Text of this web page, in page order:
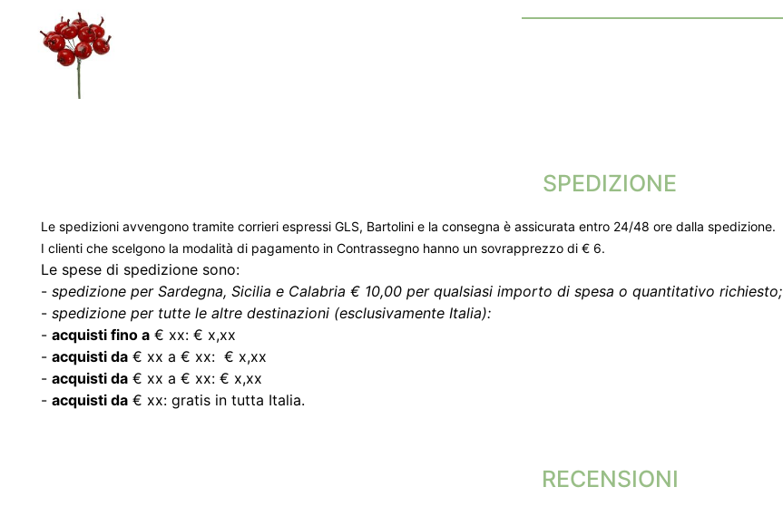
SPEDIZIONE
Le spedizioni avvengono tramite corrieri espressi GLS, Bartolini e la consegna è assicurata entro 24/48 ore dalla spedizione.
I clienti che scelgono la modalità di pagamento in Contrassegno hanno un sovrapprezzo di € 6.
Le spese di spedizione sono:
- spedizione per Sardegna, Sicilia e Calabria € 10,00 per qualsiasi importo di spesa o quantitativo richiesto;
- spedizione per tutte le altre destinazioni (esclusivamente Italia):
- acquisti fino a € xx: € x,xx
- acquisti da € xx a € xx: € x,xx
- acquisti da € xx a € xx: € x,xx
- acquisti da € xx: gratis in tutta Italia.
RECENSIONI